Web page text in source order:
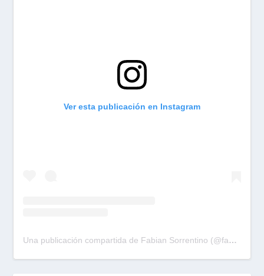
Ver esta publicación en Instagram
Una publicación compartida de Fabian Sorrentino (@fabiansonria)